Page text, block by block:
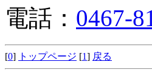
電話： 0467-
[0] トップページ [1] 戻る